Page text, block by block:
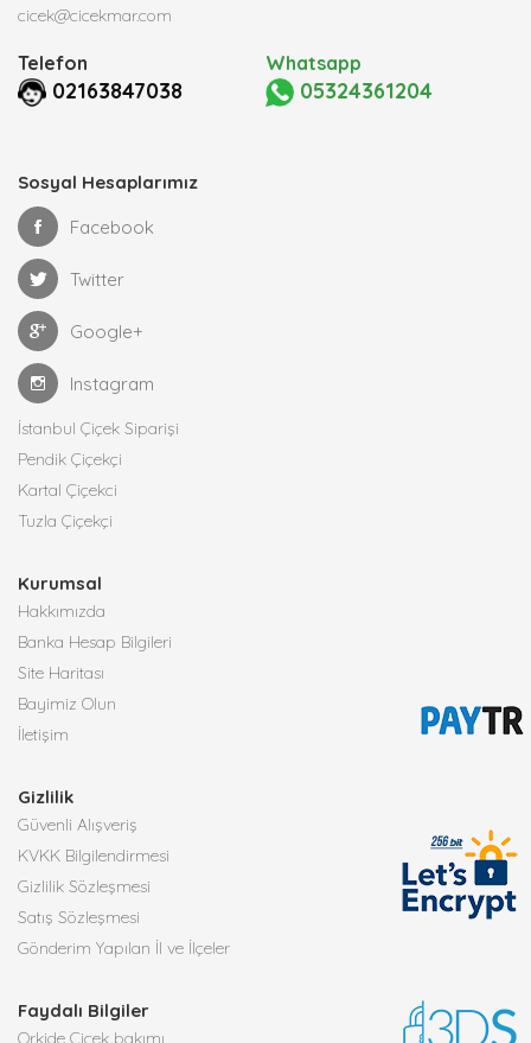
cicek@cicekmar.com
Telefon
02163847038
Whatsapp
05324361204
Sosyal Hesaplarımız
Facebook
Twitter
Google+
Instagram
İstanbul Çiçek Siparişi
Pendik Çiçekçi
Kartal Çiçekci
Tuzla Çiçekçi
Kurumsal
Hakkımızda
Banka Hesap Bilgileri
Site Haritası
Bayimiz Olun
İletişim
Gizlilik
Güvenli Alışveriş
KVKK Bilgilendirmesi
Gizlilik Sözleşmesi
Satış Sözleşmesi
Gönderim Yapılan İl ve İlçeler
Faydalı Bilgiler
Orkide Çiçek bakımı